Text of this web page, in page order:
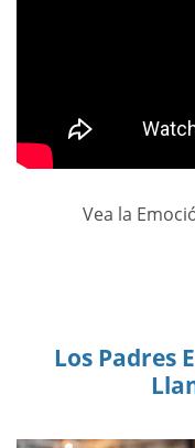
Vea la
Los Padres